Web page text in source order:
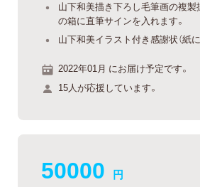
山下和美描き下ろし毛筆画の複製
の箱に直筆サインを入れます。
山下和美イラスト付き感謝状（紙に
2022年01月 にお届け予定です。
15人が応援しています。
50000 円